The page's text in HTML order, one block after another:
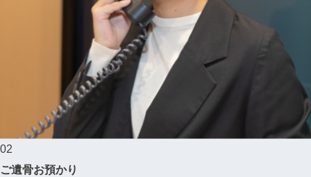
02
ご遺骨お預かり